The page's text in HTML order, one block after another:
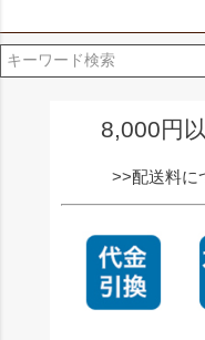
8,000円
>>配送料に